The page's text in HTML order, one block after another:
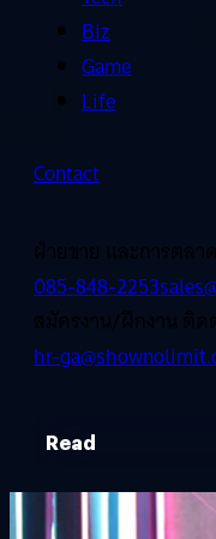
Biz
Game
Life
Contact
ฝ่ายขาย และการตลาด
085-848-2253
สมัครงาน/ฝึกงาน ติด
hr-
Read